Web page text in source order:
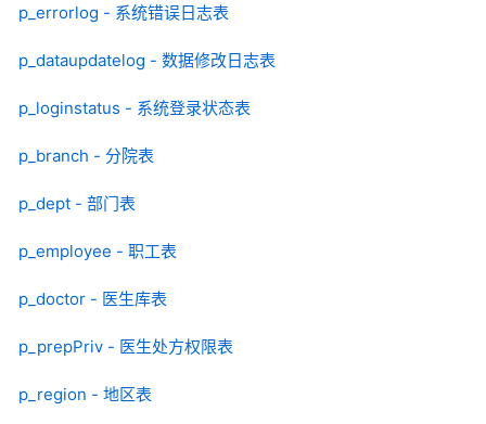
p_errorlog - 系统错误日志表
p_dataupdatelog - 数据修改日志表
p_loginstatus - 系统登录状态表
p_branch - 分院表
p_dept - 部门表
p_employee - 职工表
p_doctor - 医生库表
p_prepPriv - 医生处方权限表
p_region - 地区表